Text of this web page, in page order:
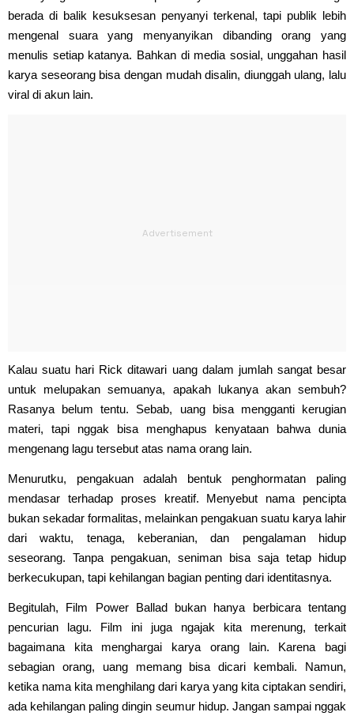
berada di balik kesuksesan penyanyi terkenal, tapi publik lebih
mengenal suara yang menyanyikan dibanding orang yang
menulis setiap katanya. Bahkan di media sosial, unggahan hasil
karya seseorang bisa dengan mudah disalin, diunggah ulang, lalu
viral di akun lain.
Kalau suatu hari Rick ditawari uang dalam jumlah sangat besar
untuk melupakan semuanya, apakah lukanya akan sembuh?
Rasanya belum tentu. Sebab, uang bisa mengganti kerugian
materi, tapi nggak bisa menghapus kenyataan bahwa dunia
mengenang lagu tersebut atas nama orang lain.
Menurutku, pengakuan adalah bentuk penghormatan paling
mendasar terhadap proses kreatif. Menyebut nama pencipta
bukan sekadar formalitas, melainkan pengakuan suatu karya lahir
dari waktu, tenaga, keberanian, dan pengalaman hidup
seseorang. Tanpa pengakuan, seniman bisa saja tetap hidup
berkecukupan, tapi kehilangan bagian penting dari identitasnya.
Begitulah, Film Power Ballad bukan hanya berbicara tentang
pencurian lagu. Film ini juga ngajak kita merenung, terkait
bagaimana kita menghargai karya orang lain. Karena bagi
sebagian orang, uang memang bisa dicari kembali. Namun,
ketika nama kita menghilang dari karya yang kita ciptakan sendiri,
ada kehilangan paling dingin seumur hidup. Jangan sampai nggak